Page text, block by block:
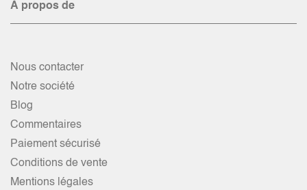
À propos de
Nous contacter
Notre société
Blog
Commentaires
Paiement sécurisé
Conditions de vente
Mentions légales